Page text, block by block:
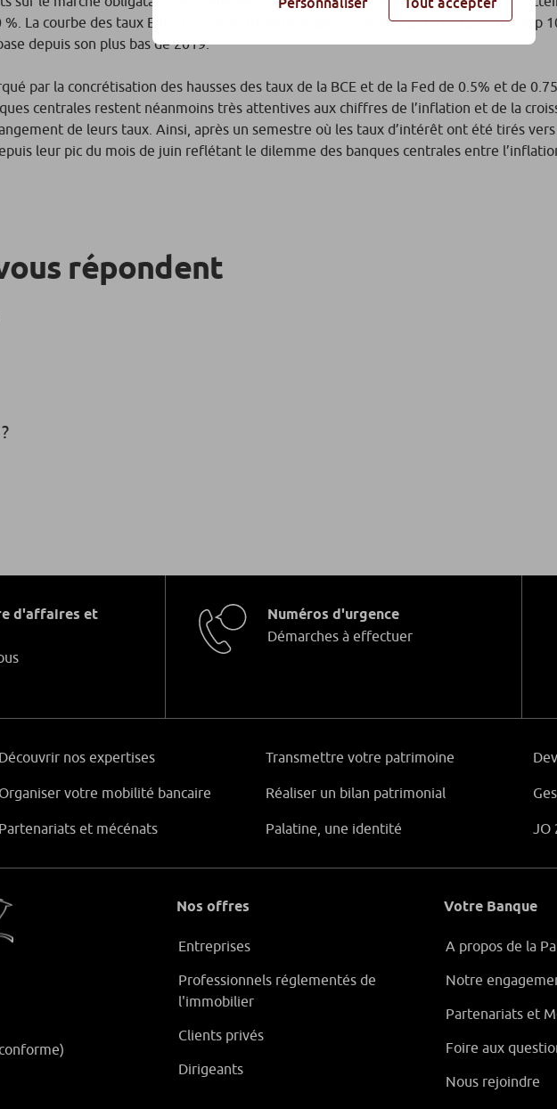
%. La courbe des taux Euro s’est ainsi fortement pentifiée avec par exemple un swap
depuis son plus bas de 2019.
par la concrétisation des hausses des taux de la BCE et de la Fed de 0.5% et de
centrales restent néanmoins très attentives aux chiffres de l’inflation et de la
de leurs taux. Ainsi, après un semestre où les taux d’intérêt ont été tirés
leur pic du mois de juin reflétant le dilemme des banques centrales entre
répondent
d'affaires et
Numéros d'urgence
Démarches à effectuer
Découvrir nos expertises Transmettre votre patrimoine
Organiser votre mobilité bancaire Réaliser un bilan patrimonial
Partenariats et mécénats Palatine, une identité JO
Nos offres
Entreprises
Professionnels réglementés de
l'immobilier
Clients privés
Dirigeants
Votre Banque
A propos de la
Notre
Partenariats et
Foire aux
Nous rejoindre